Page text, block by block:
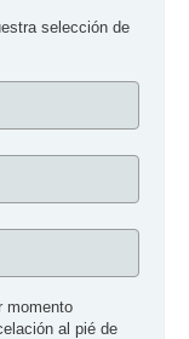
selección de
momento
al pié de